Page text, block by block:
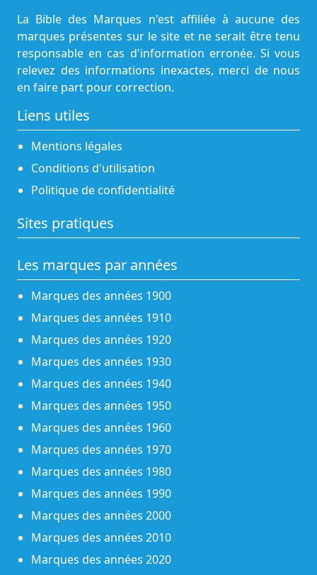
La Bible des Marques n'est affiliée à aucune des
marques présentes sur le site et ne serait être tenu
responsable en cas d'information erronée. Si vous
relevez des informations inexactes, merci de nous
en faire part pour correction.
Liens utiles
Mentions légales
Conditions d'utilisation
Politique de confidentialité
Sites pratiques
Les marques par années
Marques des années 1900
Marques des années 1910
Marques des années 1920
Marques des années 1930
Marques des années 1940
Marques des années 1950
Marques des années 1960
Marques des années 1970
Marques des années 1980
Marques des années 1990
Marques des années 2000
Marques des années 2010
Marques des années 2020